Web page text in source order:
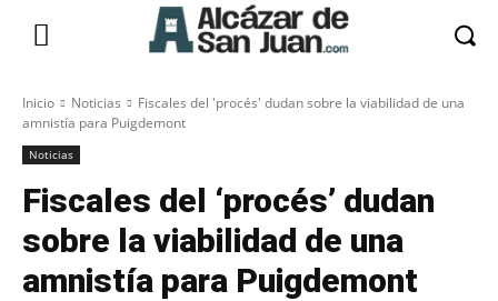
Inicio Noticias
Fiscales del 'procés' dudan sobre la viabilidad de una
amnistía para Puigdemont
Noticias
Fiscales del ‘procés’ dudan
sobre la viabilidad de una
amnistía para Puigdemont